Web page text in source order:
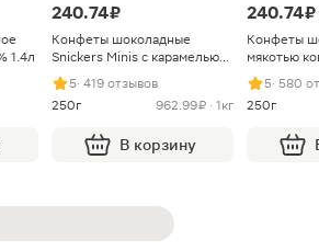
1.4л
240.74 ₽
Конфеты шоколадные
Snickers Minis с карамелью
арахисом и нугой
5· 419 отзывов
250г
962.99 ₽ · 1кг
В корзину
240.74 ₽
Конфеты
мякотью
5· 580
250г